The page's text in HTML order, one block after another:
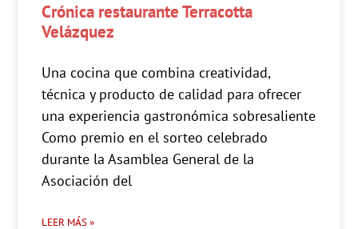
Crónica restaurante Terracotta
Velázquez
Una cocina que combina creatividad,
técnica y producto de calidad para ofrecer
una experiencia gastronómica sobresaliente
Como premio en el sorteo celebrado
durante la Asamblea General de la
Asociación del
LEER MÁS »